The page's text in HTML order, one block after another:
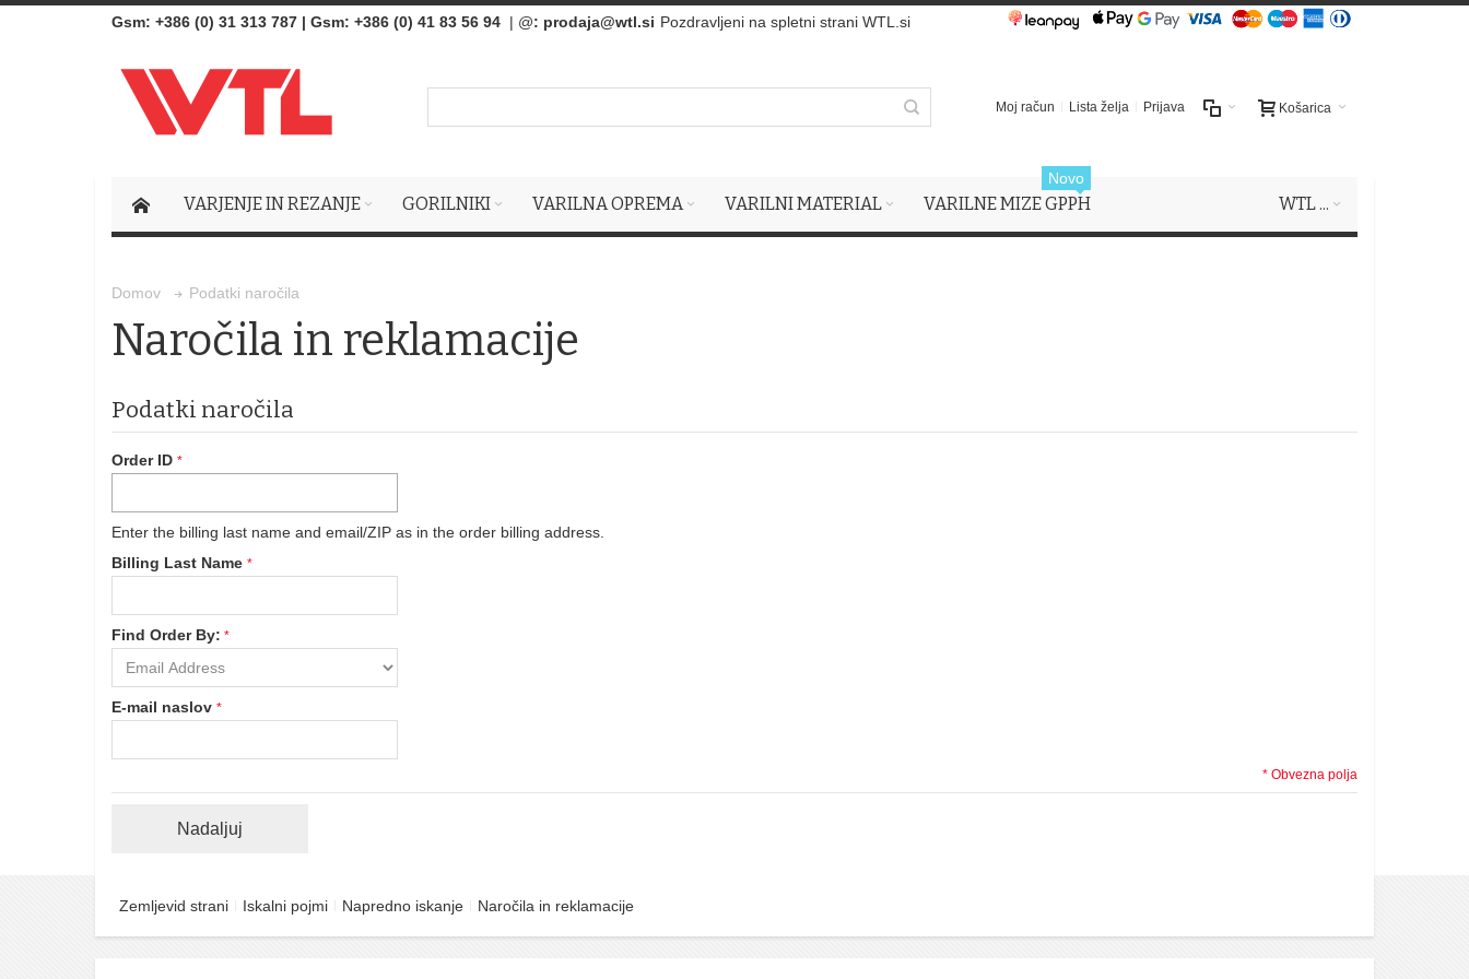
Gsm: +386 (0) 31 313 787 | Gsm: +386 (0) 41 83 56 94 | @: prodaja@wtl.si Pozdravljeni na spletni strani WTL.si
Košarica
Moj račun Lista želja Prijava
VARJENJE IN REZANJE GORILNIKI VARILNA OPREMA VARILNI MATERIAL VARILNE MIZE GPPH
Novo
WTL ...
Domov Podatki naročila
Naročila in reklamacije
Podatki naročila
Order ID
Enter the billing last name and email/ZIP as in the order billing address.
Billing Last Name
Find Order By:
E-mail naslov
* Obvezna polja
Nadaljuj
Zemljevid strani Iskalni pojmi Napredno iskanje Naročila in reklamacije